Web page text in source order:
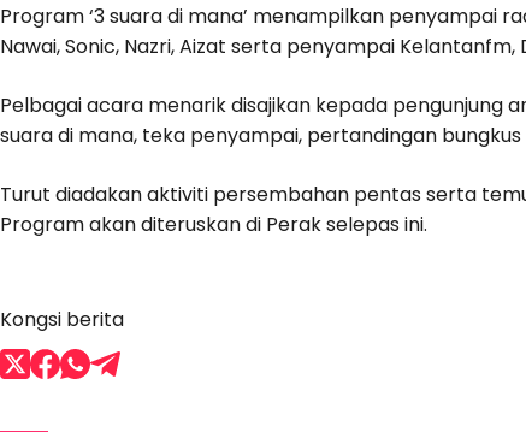
Program ‘3 suara di mana’ menampilkan penyampai
Nawai, Sonic, Nazri, Aizat serta penyampai Kelantanfm,
Pelbagai acara menarik disajikan kepada pengunjung
suara di mana, teka penyampai, pertandingan
Turut diadakan aktiviti persembahan pentas serta
Program akan diteruskan di Perak selepas ini.
Kongsi berita